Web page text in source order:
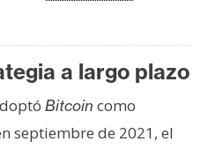
a largo plazo
Bitcoin como
septiembre de 2021, el